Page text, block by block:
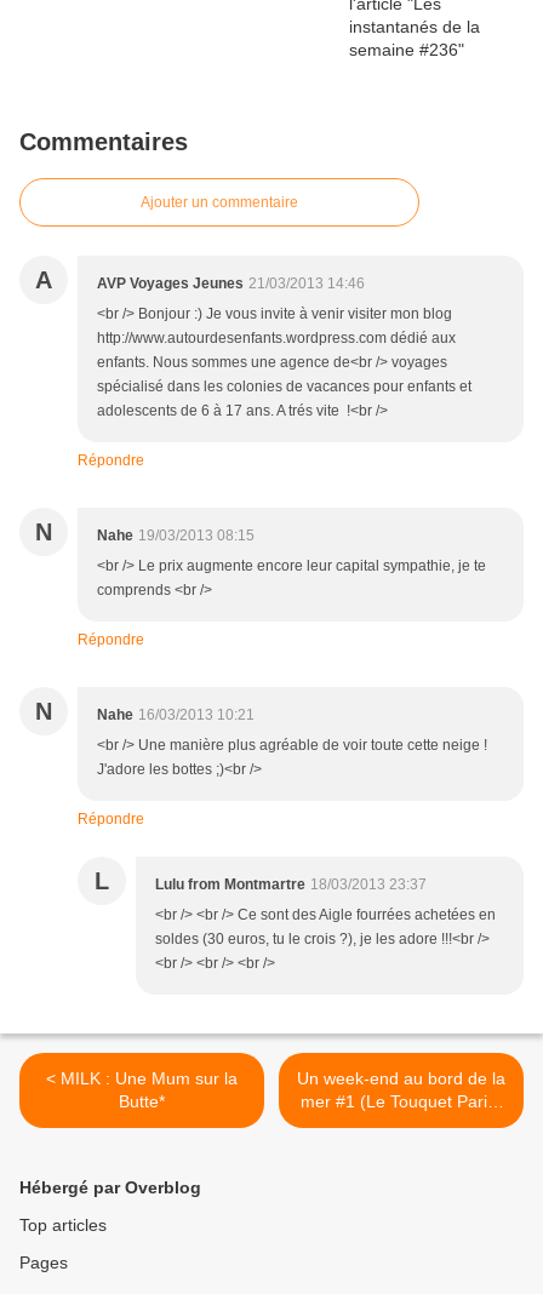
Commentaires
Ajouter un commentaire
A AVP Voyages Jeunes 21/03/2013 14:46
<br /> Bonjour :) Je vous invite à venir visiter mon blog
http://www.autourdesenfants.wordpress.com dédié aux
enfants. Nous sommes une agence de<br /> voyages
spécialisé dans les colonies de vacances pour enfants et
adolescents de 6 à 17 ans. A trés vite !<br />
Répondre
N Nahe 19/03/2013 08:15
<br /> Le prix augmente encore leur capital sympathie, je te
comprends <br />
Répondre
N Nahe 16/03/2013 10:21
<br /> Une manière plus agréable de voir toute cette neige !
J'adore les bottes ;)<br />
Répondre
L Lulu from Montmartre 18/03/2013 23:37
<br /> <br /> Ce sont des Aigle fourrées achetées en
soldes (30 euros, tu le crois ?), je les adore !!!<br />
<br /> <br /> <br />
< MILK : Une Mum sur la
Butte*
Un week-end au bord de la
mer #1 (Le Touquet Paris-
Plage) >
Hébergé par Overblog
Top articles
Pages